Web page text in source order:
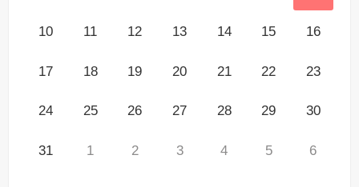
10 11 12 13 14 15 16
17 18 19 20 21 22 23
24 25 26 27 28 29 30
31 1 2 3 4 5 6